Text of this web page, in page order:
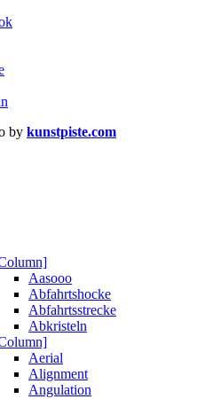
by kunstpiste.com
Aasooo
Abfahrtshocke
Abfahrtsstrecke
Abkristeln
Aerial
Alignment
Angulation